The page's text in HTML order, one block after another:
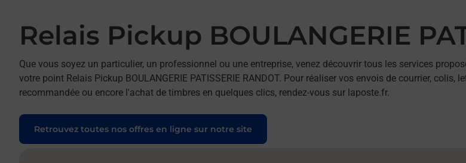
Relais Pickup BOULANGERIE
Que vous soyez un particulier, un professionnel ou une entreprise, venez découvrir tous les services
votre point Relais Pickup BOULANGERIE PATISSERIE RANDOT. Pour réaliser vos envois de courrier, colis,
recommandée ou encore l'achat de timbres en quelques clics, rendez-vous sur laposte.fr.
Retrouvez toutes nos offres en ligne sur notre site